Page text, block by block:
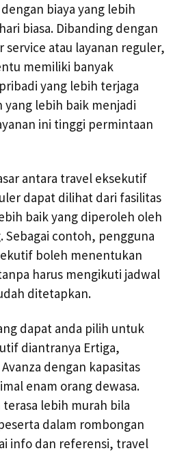
biaya yang lebih
biasa. Dibanding dengan
atau layanan reguler,
memiliki banyak
yang lebih terjaga
yang lebih baik menjadi
ini tinggi permintaan
antara travel eksekutif
dapat dilihat dari fasilitas
baik yang diperoleh oleh
Sebagai contoh, pengguna
boleh menentukan
harus mengikuti jadwal
ditetapkan.
dapat anda pilih untuk
diantranya Ertiga,
dengan kapasitas
enam orang dewasa.
lebih murah bila
dalam rombongan
info dan referensi, travel